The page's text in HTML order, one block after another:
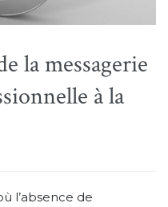
la messagerie
à la
l’absence de